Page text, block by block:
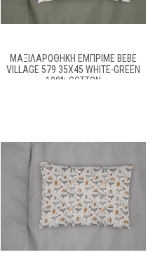
ΜΑΞΙΛΑΡΟΘΉΚΗ ΕΜΠΡΙΜΈ BEBE
VILLAGE 579 35X45 WHITE-GREEN
100% COTTON